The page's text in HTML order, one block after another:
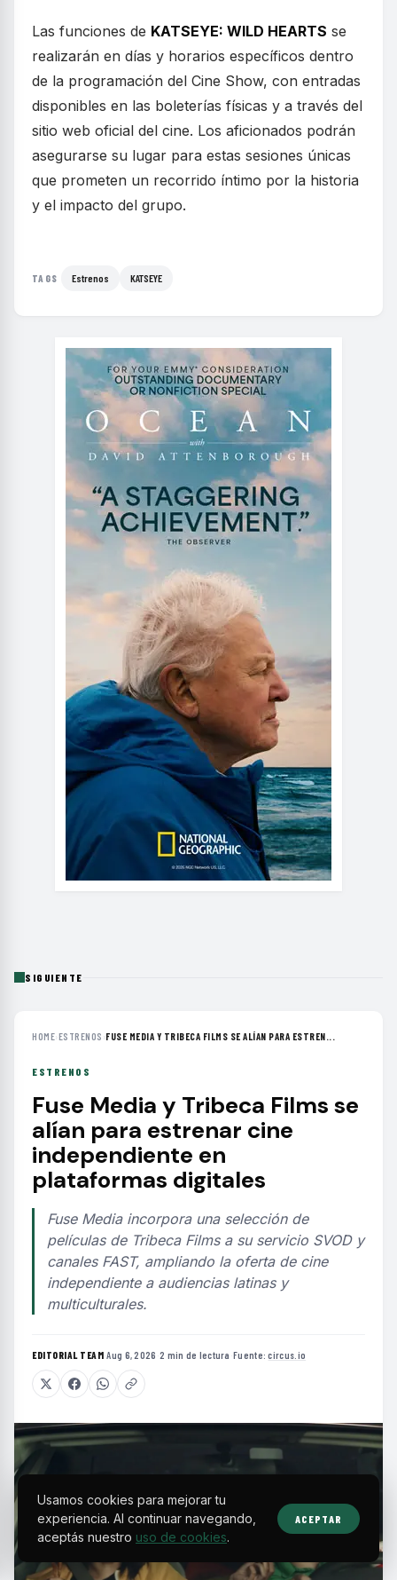
Las funciones de KATSEYE: WILD HEARTS se
realizarán en días y horarios específicos dentro
de la programación del Cine Show, con entradas
disponibles en las boleterías físicas y a través del
sitio web oficial del cine. Los aficionados podrán
asegurarse su lugar para estas sesiones únicas
que prometen un recorrido íntimo por la historia
y el impacto del grupo.
TAGS Estrenos KATSEYE
SIGUIENTE
HOME›ESTRENOS ›FUSE MEDIA Y TRIBECA FILMS SE ALÍAN PARA ESTREN...
ESTRENOS
Fuse Media y Tribeca Films se
alían para estrenar cine
independiente en
plataformas digitales
Fuse Media incorpora una selección de
películas de Tribeca Films a su servicio SVOD y
canales FAST, ampliando la oferta de cine
independiente a audiencias latinas y
multiculturales.
EDITORIAL TEAM·Aug 6, 2026 ·2 min de lectura ·Fuente:circus.io
Usamos cookies para mejorar tu
experiencia. Al continuar navegando,
aceptás nuestro uso de cookies.
ACEPTAR